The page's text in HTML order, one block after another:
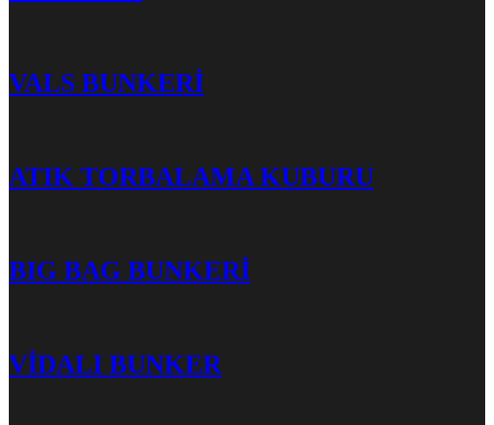
VALS BUNKERİ
ATIK TORBALAMA KUBURU
BIG BAG BUNKERİ
VİDALI BUNKER